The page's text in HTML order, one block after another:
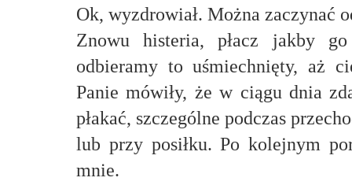
Ok, wyzdrowiał. Można zaczynać
Znowu histeria, płacz jakby
odbieramy to uśmiechnięty, aż
Panie mówiły, że w ciągu dnia
płakać, szczególne podczas
lub przy posiłku. Po kolejnym
mnie.